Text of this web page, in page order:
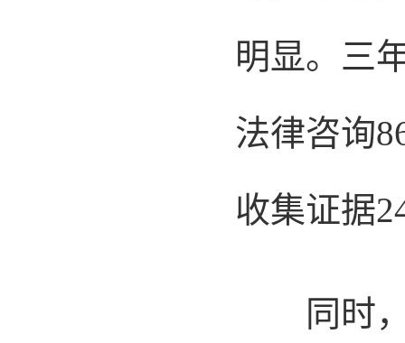
明显。三
法律咨询
收集证据
同时，